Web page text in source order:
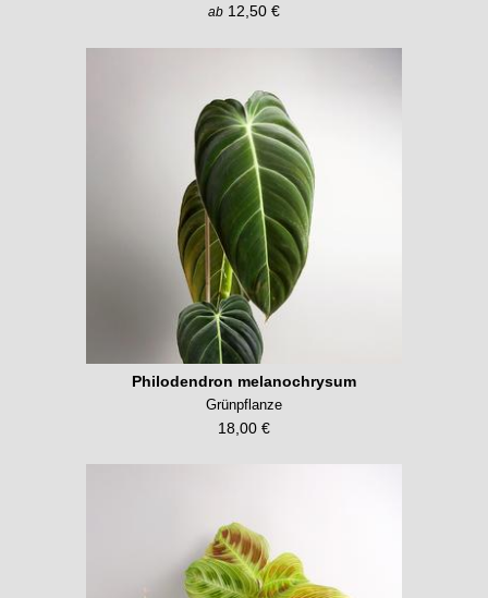
ab 12,50 €
Philodendron melanochrysum
Grünpflanze
18,00 €